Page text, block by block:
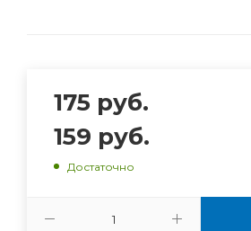
175 руб.
159 руб.
Достаточно